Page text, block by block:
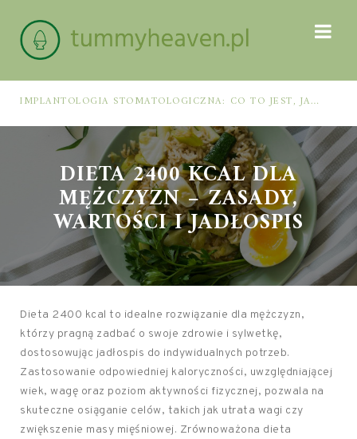
IMPLANTOLOGIA STOMATOLOGICZNA: CO TO JEST, JAK WYGLĄDA PROCES IMPLANTACJI I GOJENIA ORAZ DLA KOGO MA ZASTOSOWANIE
DIETA 2400 KCAL DLA
MĘŻCZYZN – ZASADY,
WARTOŚCI I JADŁOSPIS
Dieta 2400 kcal to idealne rozwiązanie dla mężczyzn,
którzy pragną zadbać o swoje zdrowie i sylwetkę,
dostosowując jadłospis do indywidualnych potrzeb.
Zastosowanie odpowiedniej kaloryczności, uwzględniającej
wiek, wagę oraz poziom aktywności fizycznej, pozwala na
skuteczne osiąganie celów, takich jak utrata wagi czy
zwiększenie masy mięśniowej. Zrównoważona dieta